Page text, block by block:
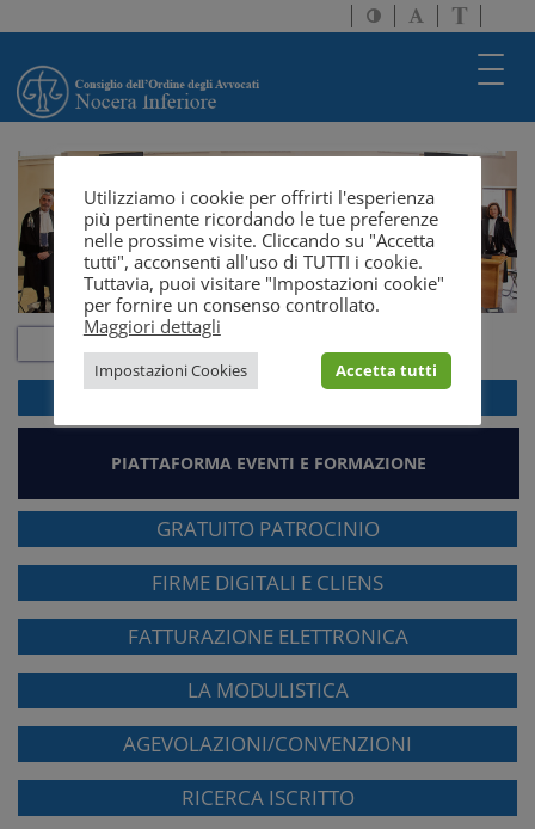
Attiva/disattiva
alto
Attiva/
dimensione
a
solo
PIATTAFORMA EVENTI E FORMAZIONE
GRATUITO PATROCINIO
FIRME DIGITALI E CLIENS
FATTURAZIONE ELETTRONICA
LA MODULISTICA
AGEVOLAZIONI/CONVENZIONI
RICERCA ISCRITTO
Utilizziamo i cookie per offrirti l'esperienza
più pertinente ricordando le tue preferenze
nelle prossime visite. Cliccando su "Accetta
tutti", acconsenti all'uso di TUTTI i cookie.
Tuttavia, puoi visitare "Impostazioni cookie"
per fornire un consenso controllato.
Maggiori dettagli
Impostazioni Cookies Accetta tutti